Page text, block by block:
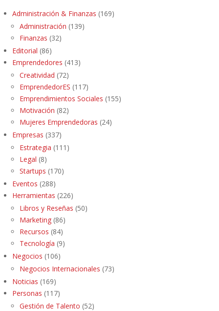
Administración & Finanzas (169)
Administración (139)
Finanzas (32)
Editorial (86)
Emprendedores (413)
Creatividad (72)
EmprendedorES (117)
Emprendimientos Sociales (155)
Motivación (82)
Mujeres Emprendedoras (24)
Empresas (337)
Estrategia (111)
Legal (8)
Startups (170)
Eventos (288)
Herramientas (226)
Libros y Reseñas (50)
Marketing (86)
Recursos (84)
Tecnología (9)
Negocios (106)
Negocios Internacionales (73)
Noticias (169)
Personas (117)
Gestión de Talento (52)